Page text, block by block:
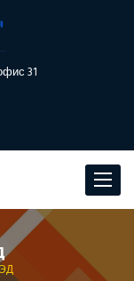
31
Toggle